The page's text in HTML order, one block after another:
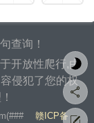
查询！
开放性爬行,由
侵犯了您的权
赣ICP备